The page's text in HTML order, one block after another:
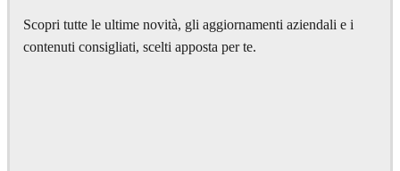
Scopri tutte le ultime novità, gli aggiornamenti aziendali e i
contenuti consigliati, scelti apposta per te.